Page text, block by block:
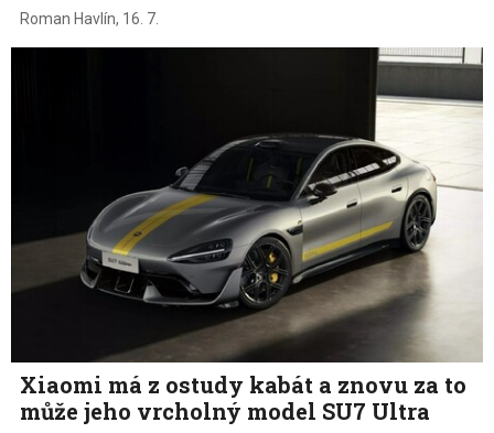
Roman Havlín, 16. 7.
Xiaomi má z ostudy kabát a znovu za to
může jeho vrcholný model SU7 Ultra